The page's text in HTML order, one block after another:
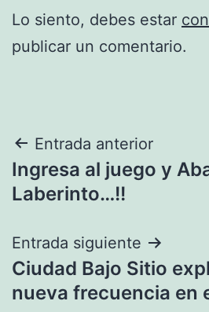
Lo siento, debes estar
publicar un comentario.
Navegación
de
Entrada anterior
Ingresa al juego y
Laberinto…!!
Entrada siguiente
Ciudad Bajo Sitio
nueva frecuencia en